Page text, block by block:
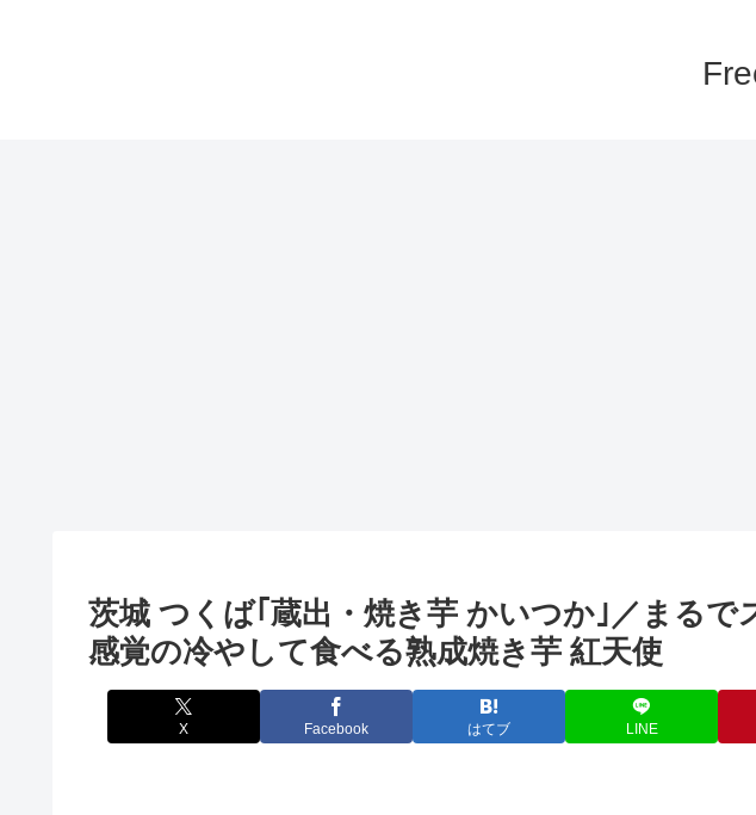
茨城 つくば｢蔵出・焼き芋 かいつか｣／まるで
感覚の冷やして食べる熟成焼き芋 紅天使
X Facebook はてブ LINE